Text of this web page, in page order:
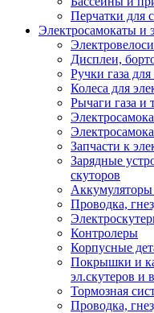
Перчатки для
Электросамокаты и
Дисплеи,
Ручки газа
Колеса для
Рычаги газа и
Запчасти к
Зарядные
скуторов
Аккумуляторы
Проводка,
Контролеры
Корпусные
Покрышки и
эл.скутеров и
Тормозная
Проводка,